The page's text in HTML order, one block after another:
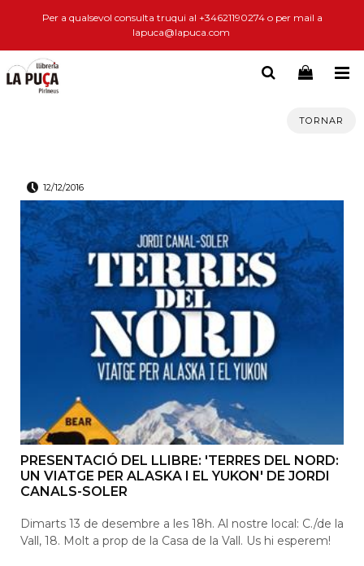
Per a qualsevol consulta truqui al +34621190274 o per mail a
lapuca@lapuca.com
TORNAR
12/12/2016
PRESENTACIÓ DEL LLIBRE: 'TERRES DEL NORD:
UN VIATGE PER ALASKA I EL YUKON' DE JORDI
CANALS-SOLER
Dimarts 13 de desembre a les 18h. Al nostre local: C./de la
Vall, 18. Molt a prop de la Casa de la Vall. Us hi esperem!